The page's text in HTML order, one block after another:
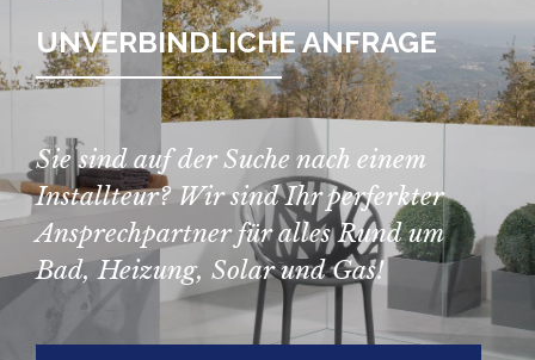
UNVERBINDLICHE ANFRAGE
Sie sind auf der Suche nach einem
Installteur? Wir sind Ihr perferkter
Ansprechpartner für alles Rund um
Bad, Heizung, Solar und Gas!